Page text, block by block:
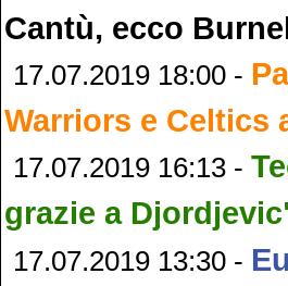
Cantù, ecco
17.07.2019 18:00 -
Warriors e Celtics
17.07.2019 16:13 -
grazie a
17.07.2019 13:30 -